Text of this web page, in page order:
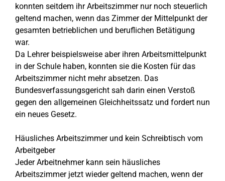
konnten seitdem ihr Arbeitszimmer nur noch steuerlich
geltend machen, wenn das Zimmer der Mittelpunkt der
gesamten betrieblichen und beruflichen Betätigung
war.
Da Lehrer beispielsweise aber ihren Arbeitsmittelpunkt
in der Schule haben, konnten sie die Kosten für das
Arbeitszimmer nicht mehr absetzen. Das
Bundesverfassungsgericht sah darin einen Verstoß
gegen den allgemeinen Gleichheitssatz und fordert nun
ein neues Gesetz.
Häusliches Arbeitszimmer und kein Schreibtisch vom
Arbeitgeber
Jeder Arbeitnehmer kann sein häusliches
Arbeitszimmer jetzt wieder geltend machen, wenn der